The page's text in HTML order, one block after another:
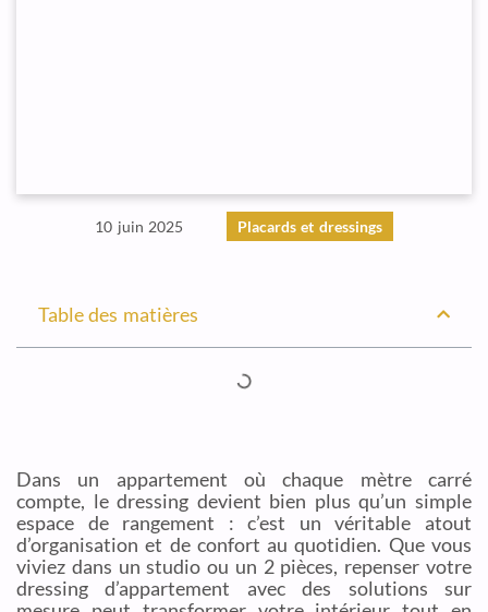
10 juin 2025 Placards et dressings
Table des matières
Dans un appartement où chaque mètre carré
compte, le dressing devient bien plus qu’un simple
espace de rangement : c’est un véritable atout
d’organisation et de confort au quotidien. Que vous
viviez dans un studio ou un 2 pièces, repenser votre
dressing d’appartement avec des solutions sur